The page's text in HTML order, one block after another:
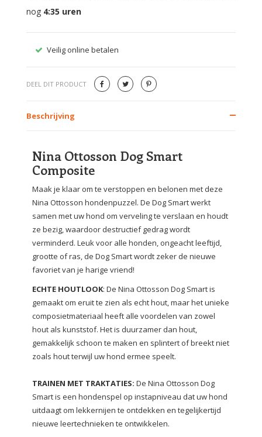
nog 4:35 uren
Veilig online betalen
DEEL DIT PRODUCT
Beschrijving
Nina Ottosson Dog Smart
Composite
Maak je klaar om te verstoppen en belonen met deze
Nina Ottosson hondenpuzzel. De Dog Smart werkt
samen met uw hond om verveling te verslaan en houdt
ze bezig, waardoor destructief gedrag wordt
verminderd. Leuk voor alle honden, ongeacht leeftijd,
grootte of ras, de Dog Smart wordt zeker de nieuwe
favoriet van je harige vriend!
ECHTE HOUTLOOK: De Nina Ottosson Dog Smart is
gemaakt om eruit te zien als echt hout, maar het unieke
composietmateriaal heeft alle voordelen van zowel
hout als kunststof. Het is duurzamer dan hout,
gemakkelijk schoon te maken en splintert of breekt niet
zoals hout terwijl uw hond ermee speelt.
TRAINEN MET TRAKTATIES: De Nina Ottosson Dog
Smart is een hondenspel op instapniveau dat uw hond
uitdaagt om lekkernijen te ontdekken en tegelijkertijd
nieuwe leertechnieken te ontwikkelen.